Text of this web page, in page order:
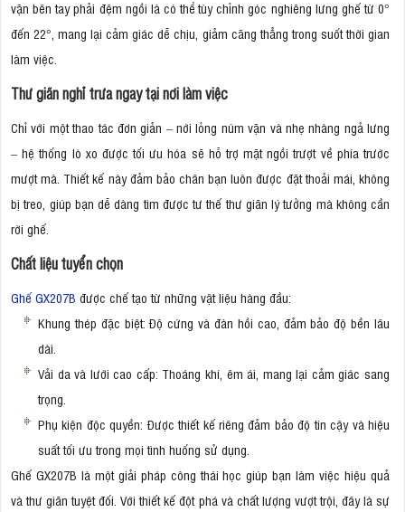
vặn bên tay phải đệm ngồi là có thể tùy chỉnh góc nghiêng lưng ghế từ 0°
đến 22°, mang lại cảm giác dễ chịu, giảm căng thẳng trong suốt thời gian
làm việc.
Thư giãn nghỉ trưa ngay tại nơi làm việc
Chỉ với một thao tác đơn giản – nới lỏng núm vặn và nhẹ nhàng ngả lưng
– hệ thống lò xo được tối ưu hóa sẽ hỗ trợ mặt ngồi trượt về phía trước
mượt mà. Thiết kế này đảm bảo chân bạn luôn được đặt thoải mái, không
bị treo, giúp bạn dễ dàng tìm được tư thế thư giãn lý tưởng mà không cần
rời ghế.
Chất liệu tuyển chọn
Ghế GX207B được chế tạo từ những vật liệu hàng đầu:
Khung thép đặc biệt: Độ cứng và đàn hồi cao, đảm bảo độ bền lâu
dài.
Vải da và lưới cao cấp: Thoáng khí, êm ái, mang lại cảm giác sang
trọng.
Phụ kiện độc quyền: Được thiết kế riêng đảm bảo độ tin cậy và hiệu
suất tối ưu trong mọi tình huống sử dụng.
Ghế GX207B là một giải pháp công thái học giúp bạn làm việc hiệu quả
và thư giãn tuyệt đối. Với thiết kế đột phá và chất lượng vượt trội, đây là sự